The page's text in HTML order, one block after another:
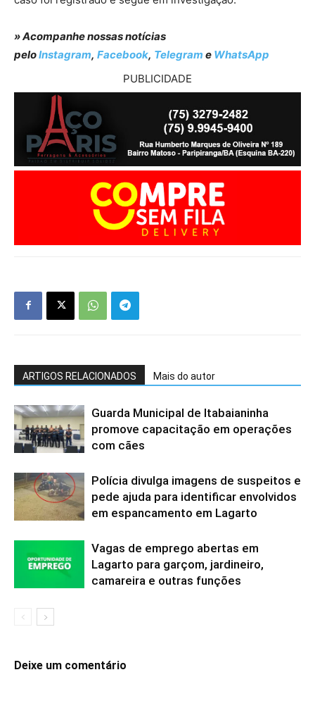
» Acompanhe nossas notícias
peloInstagram, Facebook, Telegram e WhatsApp
PUBLICIDADE
ARTIGOS RELACIONADOS Mais do autor
Guarda Municipal de Itabaianinha
promove capacitação em operações
com cães
Polícia divulga imagens de suspeitos e
pede ajuda para identificar envolvidos
em espancamento em Lagarto
Vagas de emprego abertas em
Lagarto para garçom, jardineiro,
camareira e outras funções
Deixe um comentário